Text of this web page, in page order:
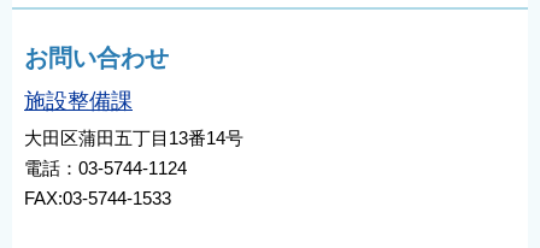
お問い合わせ
施設整備課
大田区蒲田五丁目13番14号
電話：03-5744-1124
FAX:03-5744-1533